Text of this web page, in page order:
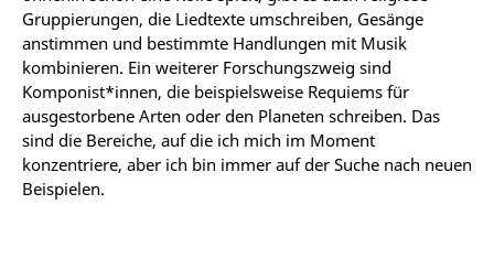
Gruppierungen, die Liedtexte umschreiben, Gesänge
anstimmen und bestimmte Handlungen mit Musik
kombinieren. Ein weiterer Forschungszweig sind
Komponist*innen, die beispielsweise Requiems für
ausgestorbene Arten oder den Planeten schreiben. Das
sind die Bereiche, auf die ich mich im Moment
konzentriere, aber ich bin immer auf der Suche nach neuen
Beispielen.